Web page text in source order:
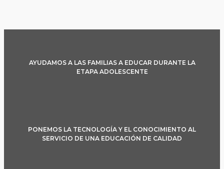
AYUDAMOS A LAS FAMILIAS A EDUCAR DURANTE LA
ETAPA ADOLESCENTE
PONEMOS LA TECNOLOGÍA Y EL CONOCIMIENTO AL
SERVICIO DE UNA EDUCACIÓN DE CALIDAD